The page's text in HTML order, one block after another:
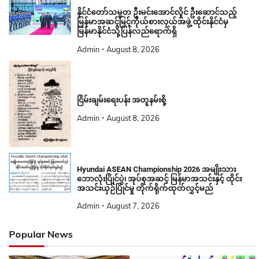
နိုင်ငံတော်သမ္မတ ဦးမင်းအောင်လှိုင် ဦးဆောင်သည့်
မြန်မာအဆင့်မြင့်ကိုယ်စားလှယ်အဖွဲ့ ထိုင်းနိုင်ငံမှ
မြန်မာနိုင်ငံသို့ပြန်လည်ရောက်ရှိ
Admin August 8, 2026
ငြိမ်းချမ်းရေးပန်း အတူနမ်းစို့
Admin August 8, 2026
Hyundai ASEAN Championship 2026 အမျိုးသား
ဘောလုံးပြိုင်ပွဲ၊ အုပ်စုအဆင့် မြန်မာအသင်းနှင့် ထိုင်း
အသင်းယှဉ်ပြိုင်မှု တိုက်ရိုက်ထုတ်လွှင့်မည်
Admin August 7, 2026
Popular News